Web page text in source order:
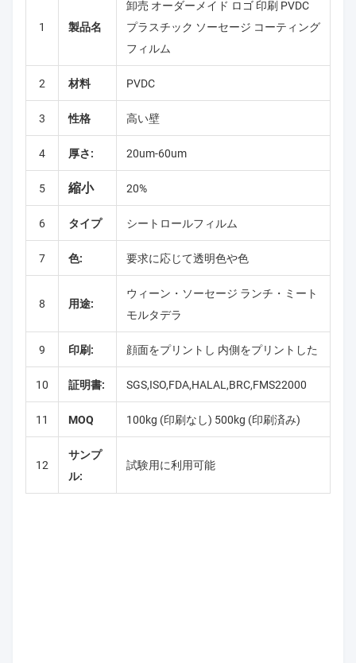
1 製品名
卸売 オーダーメイド ロゴ 印刷 PVDC
プラスチック ソーセージ コーティング
フィルム
2 材料 PVDC
3 性格 高い壁
4 厚さ: 20um-60um
5 縮小 20%
6 タイプ シートロールフィルム
7 色: 要求に応じて透明色や色
8 用途:
ウィーン・ソーセージ ランチ・ミート
モルタデラ
9 印刷: 顔面をプリントし 内側をプリントした
10 証明書: SGS,ISO,FDA,HALAL,BRC,FMS22000
11 MOQ 100kg (印刷なし) 500kg (印刷済み)
12
サンプ
ル:
試験用に利用可能